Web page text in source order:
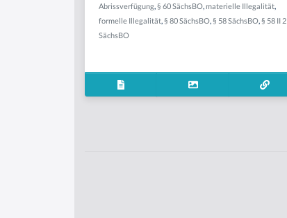
Abrissverfügung,§ 60 SächsBO,materielle Illegalität,
formelle Illegalität,§ 80 SächsBO,§ 58 SächsBO,§ 58 II 2
SächsBO